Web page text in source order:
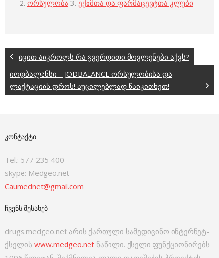
2. ორსულობა 3. ექიმთა და ფარმაცევტთა კლუბი
იცით აიკროლს რა გვერდითი მოვლენები აქვს?
იოდბალანსი – JODBALANCE ორსულობისა და
ლაქტაციის დროს! აუცილებლად წაიკითხეთ!
ᲙᲝᲜᲢᲐᲥᲢᲘ
Tel.: 577 235 400
skype: Medgeo.net
Caumednet@gmail.com
ᲩᲕᲔᲜᲡ ᲨᲔᲡᲐᲮᲔᲑ
drugs.medgeo.net არის ქართული სამედიცინო ინტერნეტ-
ქსელის www.medgeo.net ნაწილი. ქსელი ფუნქციონირებს